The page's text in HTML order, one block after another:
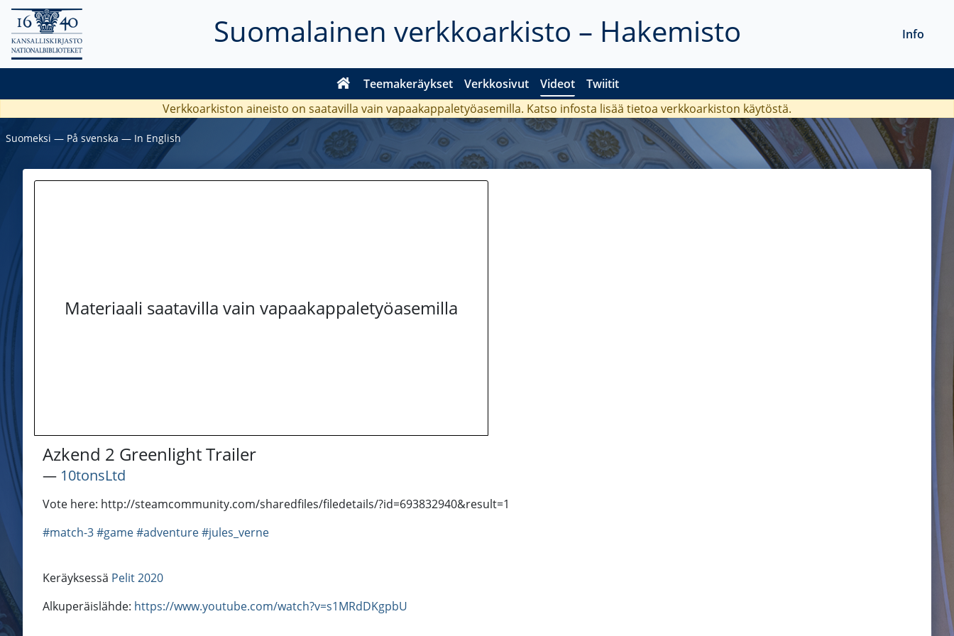
Suomalainen verkkoarkisto – Hakemisto
Teemakeräykset Verkkosivut Videot Twiitit
Info
Verkkoarkiston aineisto on saatavilla vain vapaakappaletyöasemilla. Katso infosta lisää tietoa verkkoarkiston käytöstä.
Suomeksi ― På svenska ― In English
Materiaali saatavilla vain vapaakappaletyöasemilla
Azkend 2 Greenlight Trailer
― 10tonsLtd
Vote here: http://steamcommunity.com/sharedfiles/filedetails/?id=693832940&result=1
#match-3#game#adventure#jules_verne
Keräyksessä Pelit 2020
Alkuperäislähde: https://www.youtube.com/watch?v=s1MRdDKgpbU